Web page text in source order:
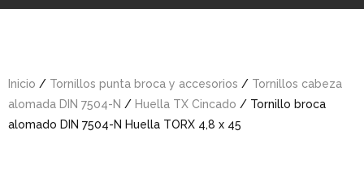
Inicio / Tornillos punta broca y accesorios / Tornillos cabeza
alomada DIN 7504-N / Huella TX Cincado / Tornillo broca
alomado DIN 7504-N Huella TORX 4,8 x 45